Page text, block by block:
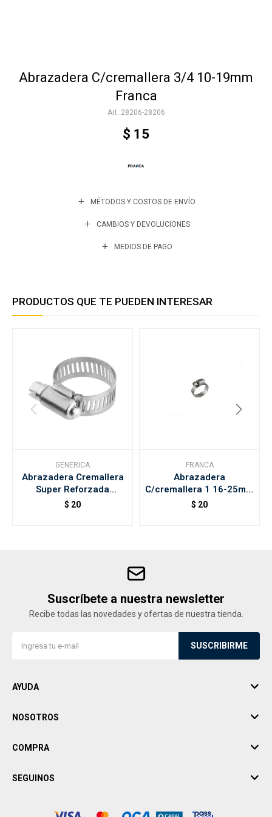
Abrazadera C/cremallera 3/4 10-19mm
Franca
28206-28206
$ 15
MÉTODOS Y COSTOS DE ENVÍO
CAMBIOS Y DEVOLUCIONES
MEDIOS DE PAGO
PRODUCTOS QUE TE PUEDEN INTERESAR
GENERICA
Abrazadera Cremallera
Super Reforzada
9a13mm
$ 20
FRANCA
Abrazadera
C/cremallera 1 16-25mm
Franca
$ 20
Suscríbete a nuestra newsletter
Recibe todas las novedades y ofertas de nuestra tienda.
SUSCRIBIRME
AYUDA
NOSOTROS
COMPRA
SEGUINOS
Varios